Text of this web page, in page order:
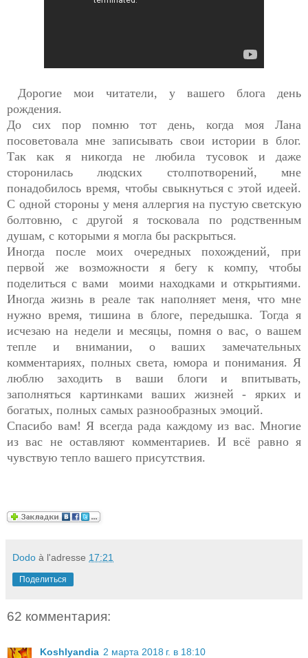
Дорогие мои читатели, у вашего блога день
рождения.
До сих пор помню тот день, когда моя Лана
посоветовала мне записывать свои истории в блог.
Так как я никогда не любила тусовок и даже
сторонилась людских столпотворений, мне
понадобилось время, чтобы свыкнуться с этой идеей.
С одной стороны у меня аллергия на пустую светскую
болтовню, с другой я тосковала по родственным
душам, с которыми я могла бы раскрыться.
Иногда после моих очередных похождений, при
первой же возможности я бегу к компу, чтобы
поделиться с вами моими находками и открытиями.
Иногда жизнь в реале так наполняет меня, что мне
нужно время, тишина в блоге, передышка. Тогда я
исчезаю на недели и месяцы, помня о вас, о вашем
тепле и внимании, о ваших замечательных
комментариях, полных света, юмора и понимания. Я
люблю заходить в ваши блоги и впитывать,
заполняться картинками ваших жизней - ярких и
богатых, полных самых разнообразных эмоций.
Спасибо вам! Я всегда рада каждому из вас. Многие
из вас не оставляют комментариев. И всё равно я
чувствую тепло вашего присутствия.
Dodo à l'adresse 17:21
Поделиться
62 комментария:
Koshlyandia 2 марта 2018 г. в 18:10